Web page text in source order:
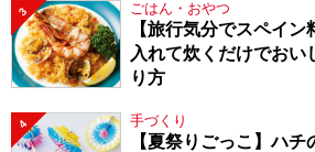
3 ごはん・おやつ
【旅行気分でスペイ
入れて炊くだけでおい
り方
4 手づくり
【夏祭りごっこ】ハ